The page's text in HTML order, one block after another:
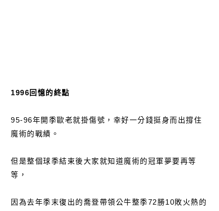
1996回憶的終點
95-96年開季歐老就掛傷號，幸好一分錢挺身而出撐住
魔術的戰績。
但是整個球季結束後大家就知道魔術的冠軍夢要再等
等，
因為去年季末復出的喬登帶領公牛整季72勝10敗火熱的